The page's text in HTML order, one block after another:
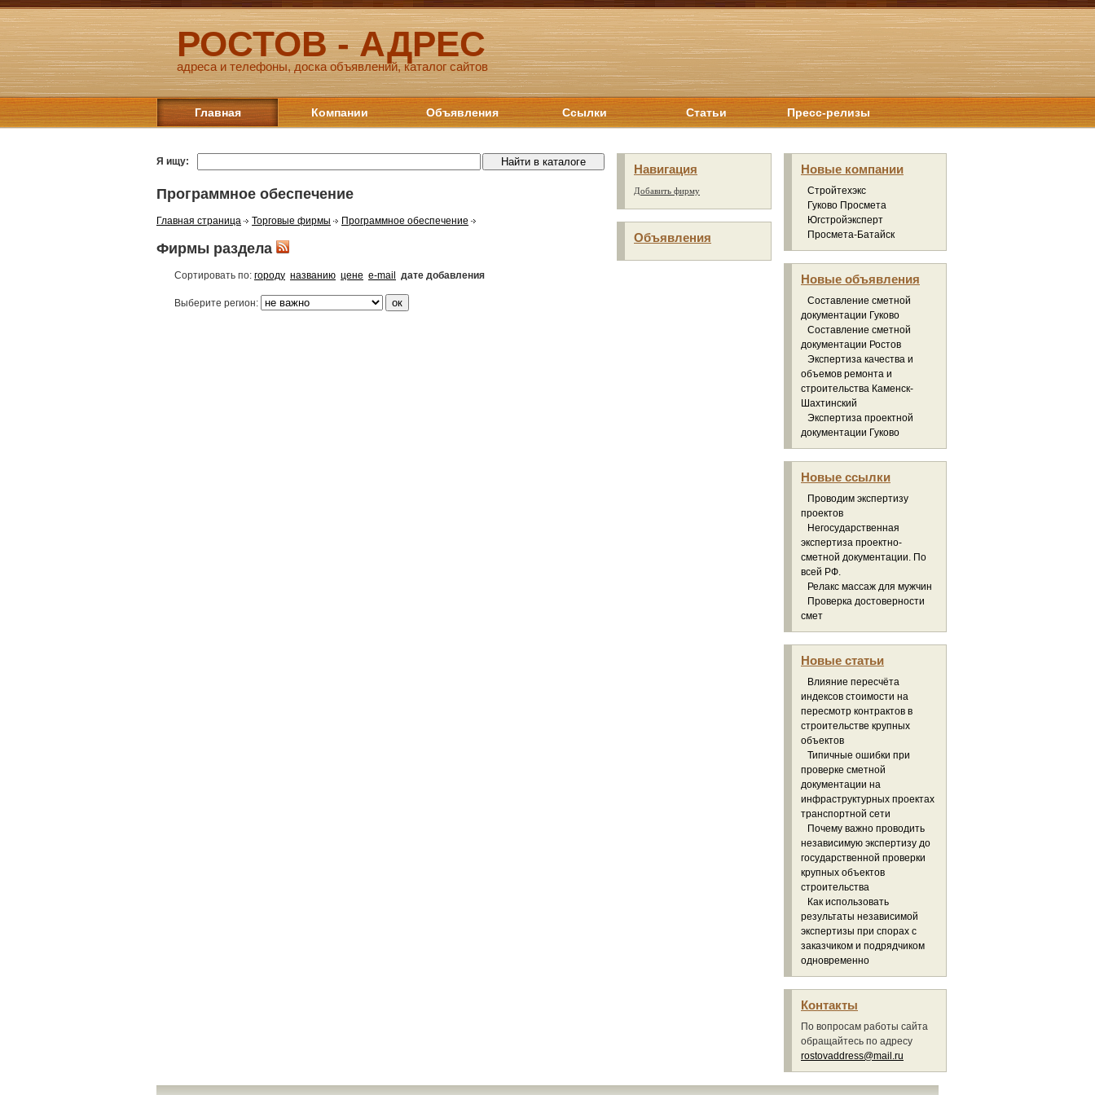
РОСТОВ - АДРЕС
адреса и телефоны, доска объявлений, каталог сайтов
Главная Компании Объявления Ссылки Статьи Пресс-релизы
Я ищу:
Программное обеспечение
Главная страница Торговые фирмы Программное обеспечение
Фирмы раздела
Сортировать по: городу названию цене e-mail дате добавления
Выберите регион:
Навигация
Добавить фирму
Объявления
Новые компании
Стройтехэкс
Гуково Просмета
Югстройэксперт
Просмета-Батайск
Новые объявления
Составление сметной
документации Гуково
Составление сметной
документации Ростов
Экспертиза качества и
объемов ремонта и
строительства Каменск-
Шахтинский
Экспертиза проектной
документации Гуково
Новые ссылки
Проводим экспертизу
проектов
Негосударственная
экспертиза проектно-
сметной документации. По
всей РФ.
Релакс массаж для мужчин
Проверка достоверности
смет
Новые статьи
Влияние пересчёта
индексов стоимости на
пересмотр контрактов в
строительстве крупных
объектов
Типичные ошибки при
проверке сметной
документации на
инфраструктурных проектах
транспортной сети
Почему важно проводить
независимую экспертизу до
государственной проверки
крупных объектов
строительства
Как использовать
результаты независимой
экспертизы при спорах с
заказчиком и подрядчиком
одновременно
Контакты
По вопросам работы сайта
обращайтесь по адресу
rostovaddress@mail.ru